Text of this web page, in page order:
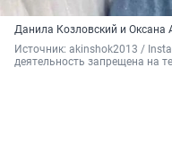
Данила Козловский и Оксана
Источник: akinshok2013 /
деятельность запрещена на